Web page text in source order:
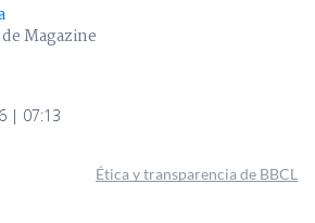
Magazine
| 07:13
Ética y transparencia de BBCL